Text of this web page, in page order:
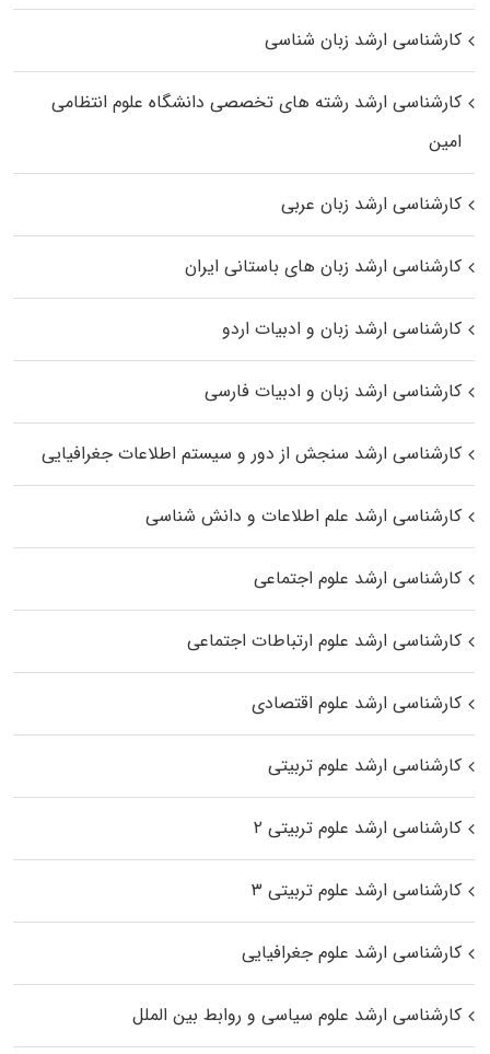
کارشناسی ارشد زبان شناسی
کارشناسی ارشد رﺷﺘﻪ ﻫﺎی تخصصی داﻧﺸﮕﺎه ﻋﻠﻮم انتظامی
اﻣﻴﻦ
کارشناسی ارشد زبان عربی
کارشناسی ارشد زبان‌ های باستانی ایران
کارشناسی ارشد زبان و ادبیات اردو
کارشناسی ارشد زبان و ادبیات فارسی
کارشناسی ارشد سنجش از دور و سیستم اطلاعات جغرافیایی
کارشناسی ارشد علم اطلاعات و دانش شناسی
کارشناسی ارشد علوم اجتماعی
کارشناسی ارشد علوم ارتباطات اجتماعی
کارشناسی ارشد علوم اقتصادی
کارشناسی ارشد علوم تربیتی
کارشناسی ارشد علوم تربیتی ۲
کارشناسی ارشد علوم تربیتی ۳
کارشناسی ارشد علوم جغرافیایی
کارشناسی ارشد علوم سیاسی و روابط بین الملل